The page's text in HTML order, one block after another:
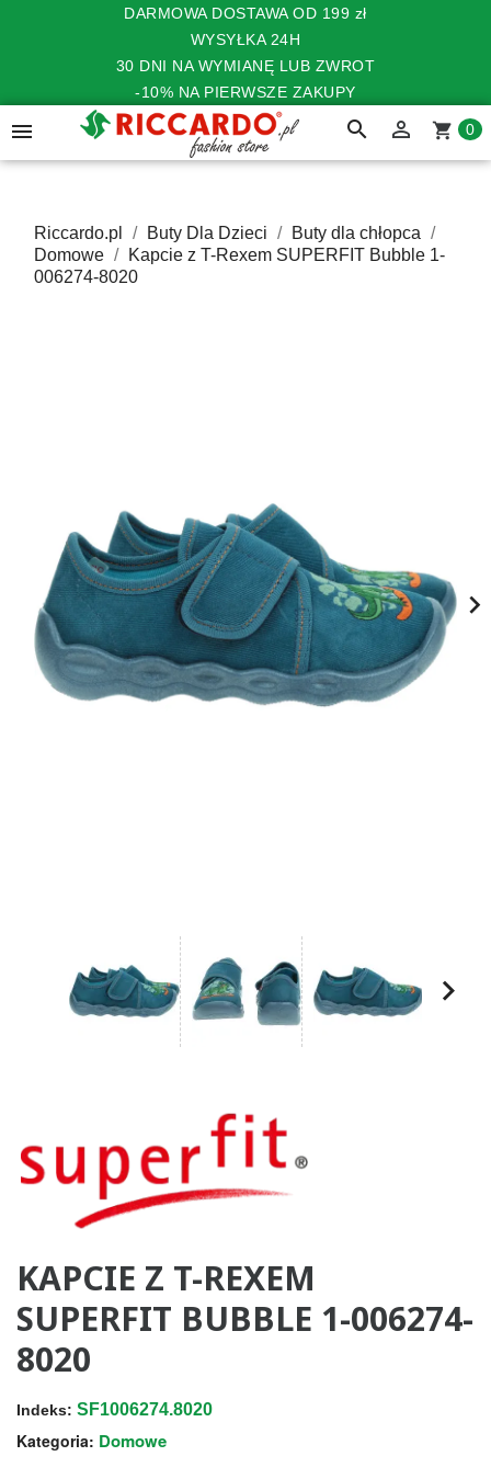
DARMOWA DOSTAWA OD 199 zł
WYSYŁKA 24H
30 DNI NA WYMIANĘ LUB ZWROT
-10% NA PIERWSZE ZAKUPY
 search  shopping_cart 0
Riccardo.pl Buty Dla Dzieci
Buty dla chłopca
Domowe
Kapcie z T-Rexem SUPERFIT Bubble 1-
006274-8020

KAPCIE Z T-REXEM
SUPERFIT BUBBLE 1-006274-
8020
Indeks: SF1006274.8020
Kategoria: Domowe